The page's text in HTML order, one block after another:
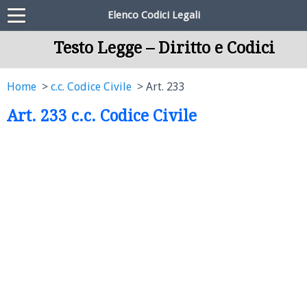
Elenco Codici Legali
Testo Legge – Diritto e Codici
Home c.c. Codice Civile Art. 233
Art. 233 c.c. Codice Civile